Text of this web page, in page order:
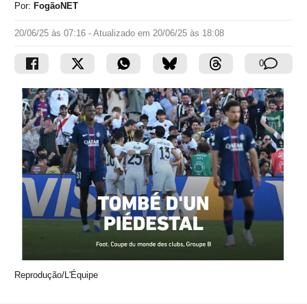
Por: FogãoNET
20/06/25 às 07:16 - Atualizado em 20/06/25 às 18:08
0
Reprodução/L'Équipe